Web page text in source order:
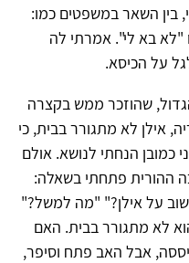
בין השאר במשפטים כמו:
"לא בא לי". אמרתי לה
על הכיסא.
שהוזכר ממש בקצרה
אילן לא מתגורר בבית, כי
כמובן הנחתי לנושא. אולם
ההורית פתחתי בשאלה:
על אילן?" "מה למשל?"
לא מתגורר בבית. האם
אבל האב פתח וסיפר,